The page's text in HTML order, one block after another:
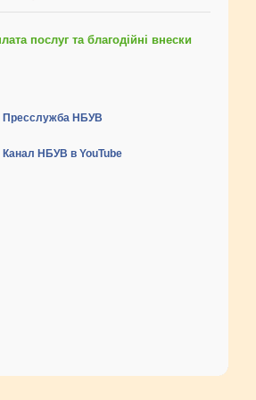
послуг та благодійні внески
Пресслужба НБУВ
Канал НБУВ в YouTube